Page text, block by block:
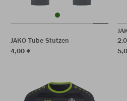
JAKO Tube Stutzen
4,00 €
2.0